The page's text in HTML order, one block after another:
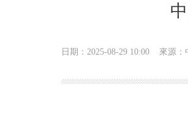
日期：2025-08-29 10:00 來源：